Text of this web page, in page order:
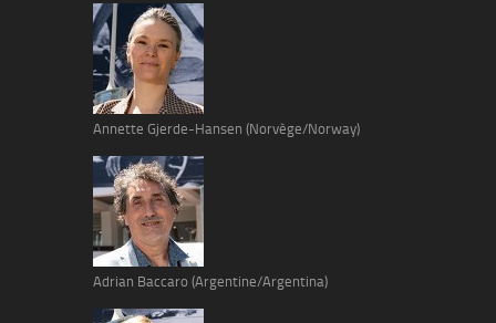
Annette Gjerde-Hansen (Norvège/Norway)
Adrian Baccaro (Argentine/Argentina)